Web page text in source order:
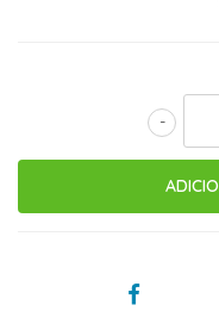
-